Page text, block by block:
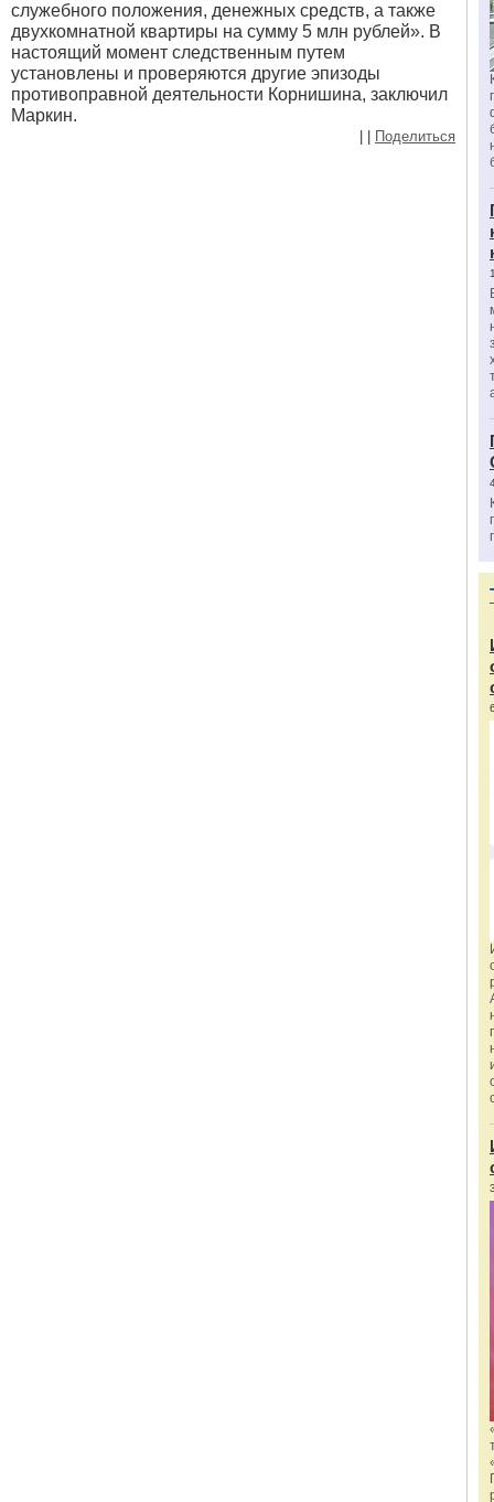
служебного положения, денежных средств, а также
двухкомнатной квартиры на сумму 5 млн рублей». В
настоящий момент следственным путем
установлены и проверяются другие эпизоды
противоправной деятельности Корнишина, заключил
Маркин.
Поделиться